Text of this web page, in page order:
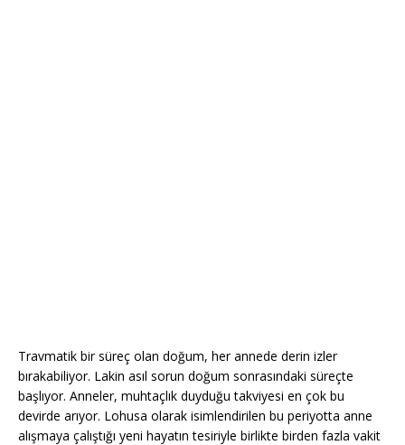
Travmatik bir süreç olan doğum, her annede derin izler
bırakabiliyor. Lakin asıl sorun doğum sonrasındaki süreçte
başlıyor. Anneler, muhtaçlık duyduğu takviyesi en çok bu
devirde arıyor. Lohusa olarak isimlendirilen bu periyotta anne
alışmaya çalıştığı yeni hayatın tesiriyle birlikte birden fazla vakit